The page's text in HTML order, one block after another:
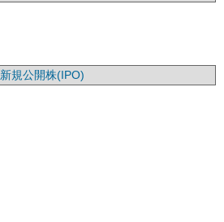
新規公開株(IPO)